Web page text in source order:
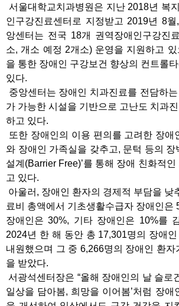
서울대학교치과병원은 지난 2018년 복
인구강진료센터로 지정받고 2019년 8
앙센터는 전국 18개 권역장애인구강진
소, 개소 예정 2개소) 운영을 지원하고
을 통한 장애인 구강보건 향상의 컨트롤
있다.
중앙센터는 장애인 치과진료를 전담하
가 가능한 시설을 기반으로 고난도 치과
하고 있다.
또한 장애인의 이용 편의를 고려한 장애
와 장애인 가족실을 갖추고, 문턱 등의 장
설계(Barrier Free)’를 통해 장애 친화적
고 있다.
아울러, 장애인 환자의 경제적 부담을 낮
료비 총액에서 기초생활수급자 장애인은
장애인은 30%, 기타 장애인은 10%를
2024년 한 해 동안 총 17,301명의 장애
내원했으며 그 중 6,266명의 장애인 환자
을 받았다.
서광석센터장은 “올해 장애인의 날 슬로
일상을 담아봄, 희망을 이어봄’처럼 장애